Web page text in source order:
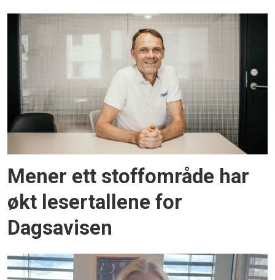
Mener ett stoffområde har
økt lesertallene for
Dagsavisen